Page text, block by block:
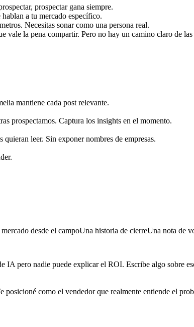
prospectar gana siempre.
a tu mercado específico.
Necesitas sonar como una persona real.
vale la pena compartir. Pero no hay un camino claro de
mantiene cada post relevante.
prospectamos. Captura los insights en el momento.
leer. Sin exponer nombres de empresas.
desde el campoUna historia de cierreUna nota de
IA pero nadie puede explicar el ROI. Escribe algo sobre
como el vendedor que realmente entiende el